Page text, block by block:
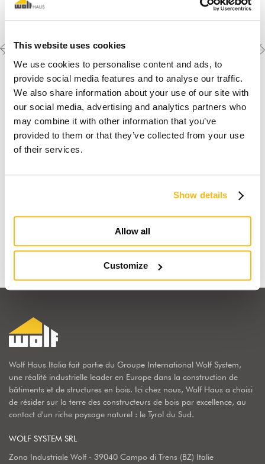
This website uses cookies
We use cookies to personalise content and ads, to
provide social media features and to analyse our traffic.
We also share information about your use of our site with
our social media, advertising and analytics partners who
may combine it with other information that you’ve
provided to them or that they’ve collected from your use
of their services.
Show details
Allow all
Customize
Previous
Découvrez les autres
Je rêve d'une maison en bois
Découvrir pourquoi
Wolf Haus Italia fait partie du Groupe International Wolf System,
une réalité industrielle leader en Europe dans la construction de
bâtiments et de structures en bois. Ici chez nous, Wolf Haus a choisi
de résider sur la terre des constructeurs de bois par excellence, au
contact d'un riche paysage naturel : le Tyrol du Sud.
WOLF SYSTEM SRL
Zona Industriale Wolf - 39040 Campo di Trens (BZ) Italie